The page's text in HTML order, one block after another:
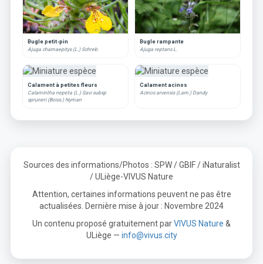
Bugle petit-pin
Ajuga chamaepitys (L.) Schreb.
Bugle rampante
Ajuga reptans L.
Calament à petites fleurs
Calamintha nepeta (L.) Savi subsp
spruneri (Boiss.) Nyman
Calament acinos
Acinos arvensis (Lam.) Dandy
Sources des informations/Photos : SPW / GBIF / iNaturalist
/ ULiège-VIVUS Nature
Attention, certaines informations peuvent ne pas être
actualisées. Dernière mise à jour : Novembre 2024
Un contenu proposé gratuitement parVIVUS Nature &
ULiège — info@vivus.city